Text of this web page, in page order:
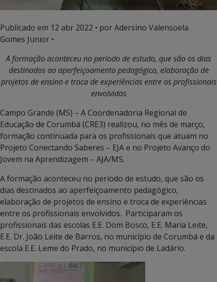
Publicado em 12 abr 2022 • por Adersino Valensoela
Gomes Junior •
A formação aconteceu no período de estudo, que são os dias
destinados ao aperfeiçoamento pedagógico, elaboração de
projetos de ensino e troca de experiências entre os profissionais
envolvidos
Campo Grande (MS) – A Coordenadoria Regional de
Educação de Corumbá (CRE3) realizou, no mês de março,
formação continuada para os profissionais que atuam no
Projeto Conectando Saberes – EJA e no Projeto Avanço do
Jovem na Aprendizagem – AJA/MS.
A formação aconteceu no período de estudo, que são os
dias destinados ao aperfeiçoamento pedagógico,
elaboração de projetos de ensino e troca de experiências
entre os profissionais envolvidos. Participaram os
profissionais das escolas E.E. Dom Bosco, E.E. Maria Leite,
E.E. Dr. João Leite de Barros, no município de Corumbá e da
escola E.E. Leme do Prado, no município de Ladário.